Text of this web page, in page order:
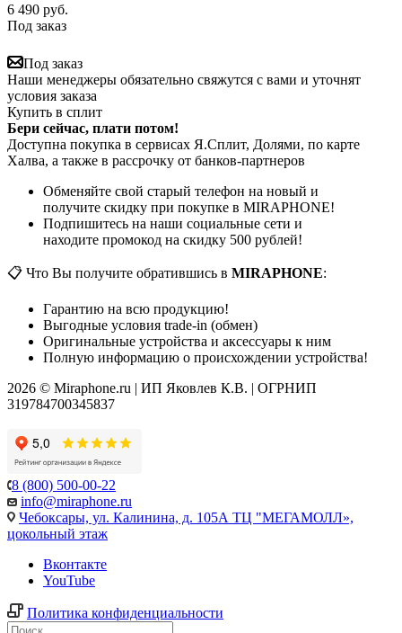
6 490 руб.
Под заказ
Под заказ
Наши менеджеры обязательно свяжутся с вами и уточнят
условия заказа
Купить в сплит
Бери сейчас, плати потом!
Доступна покупка в сервисах Я.Сплит, Долями, по карте
Халва, а также в рассрочку от банков-партнеров
Обменяйте свой старый телефон на новый и
получите скидку при покупке в MIRAPHONE!
Подпишитесь на наши социальные сети и
находите промокод на скидку 500 рублей!
📋 Что Вы получите обратившись в MIRAPHONE:
Гарантию на всю продукцию!
Выгодные условия trade-in (обмен)
Оригинальные устройства и аксессуары к ним
Полную информацию о происхождении устройства!
2026 © Miraphone.ru | ИП Яковлев К.В. | ОГРНИП
319784700345837
8 (800) 500-00-22
info@miraphone.ru
Чебоксары, ул. Калинина, д. 105А ТЦ "МЕГАМОЛЛ»,
цокольный этаж
Вконтакте
YouTube
Политика конфиденциальности